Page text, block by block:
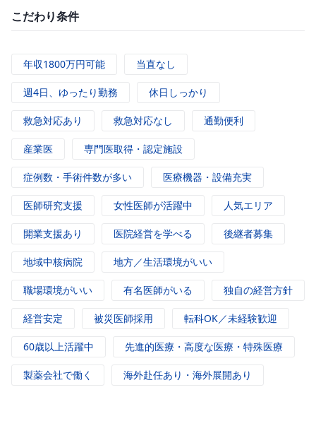
こだわり条件
年収1800万円可能 当直なし
週4日、ゆったり勤務 休日しっかり
救急対応あり 救急対応なし 通勤便利
産業医 専門医取得・認定施設
症例数・手術件数が多い 医療機器・設備充実
医師研究支援 女性医師が活躍中 人気エリア
開業支援あり 医院経営を学べる 後継者募集
地域中核病院 地方／生活環境がいい
職場環境がいい 有名医師がいる 独自の経営方針
経営安定 被災医師採用 転科OK／未経験歓迎
60歳以上活躍中 先進的医療・高度な医療・特殊医療
製薬会社で働く 海外赴任あり・海外展開あり